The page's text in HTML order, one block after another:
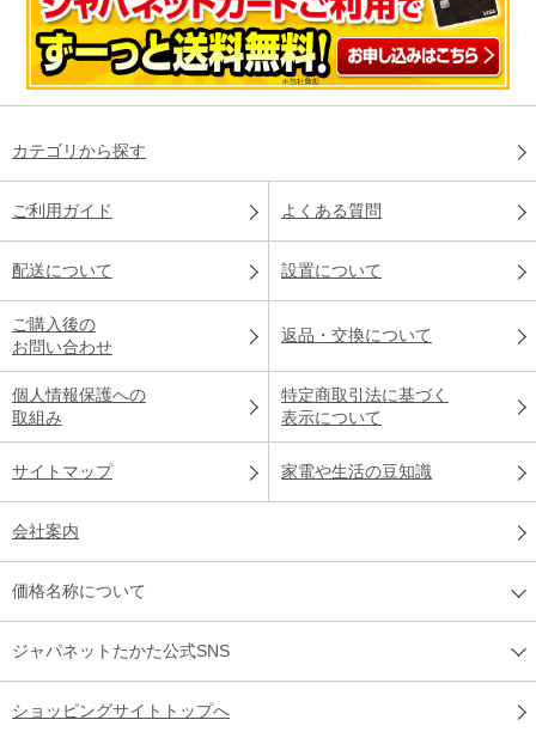
カテゴリから探す
ご利用ガイド よくある質問
配送について 設置について
ご購入後の
お問い合わせ
返品・交換について
個人情報保護への
取組み
特定商取引法に基づく
表示について
サイトマップ 家電や生活の豆知識
会社案内
価格名称について
ジャパネットたかた公式SNS
ショッピングサイトトップへ